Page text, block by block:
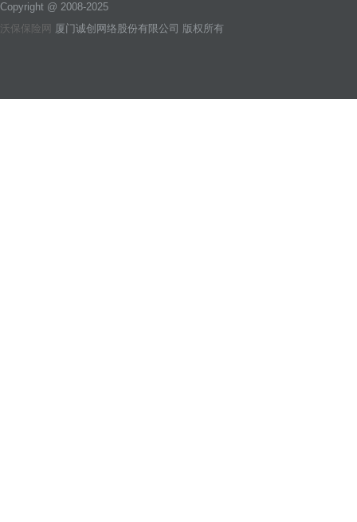
Copyright @ 2008-2025
沃保保险网 厦门诚创网络股份有限公司 版权所有